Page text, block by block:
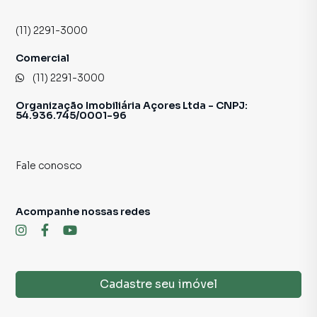
(11) 2291-3000
Comercial
(11) 2291-3000
Organização Imobiliária Açores Ltda - CNPJ:
54.936.745/0001-96
Fale conosco
Cadastre seu imóvel
Acompanhe nossas redes